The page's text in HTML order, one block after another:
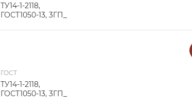
ТУ14-1-2118,
ГОСТ1050-13, 3ГП_
ГОСТ
ТУ14-1-2118,
ГОСТ1050-13, 3ГП_